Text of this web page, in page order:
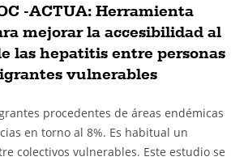
-ACTUA: Herramienta
mejorar la accesibilidad al
las hepatitis entre personas
vulnerables
procedentes de áreas endémicas
en torno al 8%. Es habitual un
colectivos vulnerables. Este estudio se